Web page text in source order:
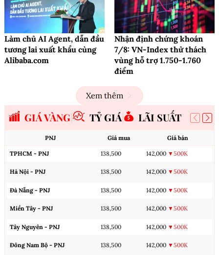
Làm chủ AI Agent, dẫn đầu
tương lai xuất khẩu cùng
Alibaba.com
Nhận định chứng khoán
7/8: VN-Index thử thách
vùng hỗ trợ 1.750-1.760
điểm
Xem thêm
GIÁ VÀNG TỶ GIÁ LÃI SUẤT
PNJ Giá mua Giá bán
TPHCM - PNJ 138,500 142,000 ▼500K
Hà Nội - PNJ 138,500 142,000 ▼500K
Đà Nẵng - PNJ 138,500 142,000 ▼500K
Miền Tây - PNJ 138,500 142,000 ▼500K
Tây Nguyên - PNJ 138,500 142,000 ▼500K
Đông Nam Bộ - PNJ 138,500 142,000 ▼500K